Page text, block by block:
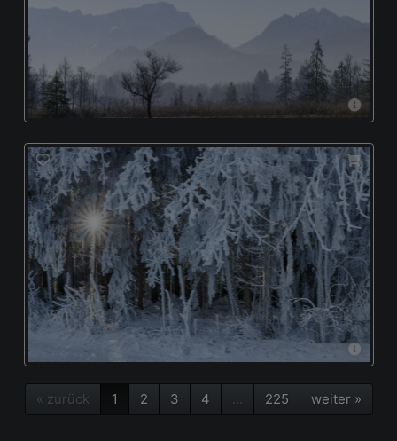
« zurück 1 2 3 4 … 225 weiter »